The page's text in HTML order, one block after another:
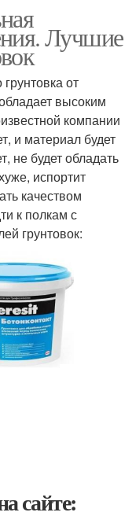
Лучшие
от
высоким
компании
и материал будет
не будет обладать
испортит
качеством
к полкам с
грунтовок:
сайте: